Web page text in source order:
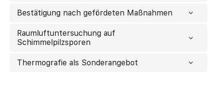
Bestätigung nach gefördeten Maßnahmen
Raumluftuntersuchung auf
Schimmelpilzsporen
Thermografie als Sonderangebot